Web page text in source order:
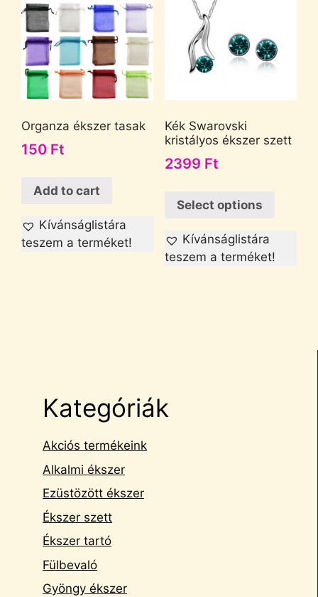
Organza ékszer tasak
150 Ft
Add to cart
Kívánságlistára
teszem a terméket!
Kék Swarovski
kristályos ékszer szett
2399 Ft
Select options
Kívánságlistára
teszem a terméket!
Kategóriák
Akciós termékeink
Alkalmi ékszer
Ezüstözött ékszer
Ékszer szett
Ékszer tartó
Fülbevaló
Gyöngy ékszer